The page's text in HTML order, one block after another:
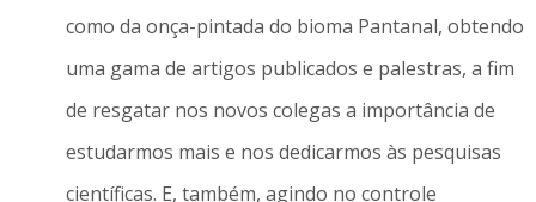
como da onça-pintada do bioma Pantanal, obtendo
uma gama de artigos publicados e palestras, a fim
de resgatar nos novos colegas a importância de
estudarmos mais e nos dedicarmos às pesquisas
científicas. E, também, agindo no controle